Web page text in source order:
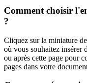
Comment choisir
?
Cliquez sur la miniature
où vous souhaitez insérer
ou après cette page pour
pages dans votre